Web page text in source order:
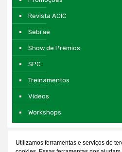
Revista ACIC
Sebrae
Show de Prêmios
SPC
Treinamentos
Vídeos
Workshops
Utilizamos ferramentas e serviços de